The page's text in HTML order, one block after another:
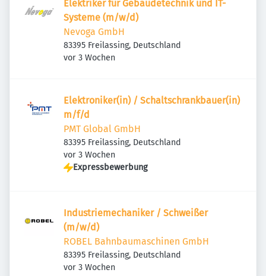
Elektriker für Gebäudetechnik und IT-
Systeme (m/w/d)
Nevoga GmbH
83395 Freilassing, Deutschland
Veröffentlicht
vor 3 Wochen
Elektroniker(in) / Schaltschrankbauer(in)
m/f/d
PMT Global GmbH
83395 Freilassing, Deutschland
Veröffentlicht
vor 3 Wochen
Expressbewerbung
Industriemechaniker / Schweißer
(m/w/d)
ROBEL Bahnbaumaschinen GmbH
83395 Freilassing, Deutschland
Veröffentlicht
vor 3 Wochen